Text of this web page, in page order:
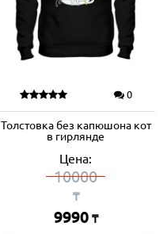
0
Толстовка без капюшона кот
в гирлянде
Цена:
10000
₸
9990 ₸